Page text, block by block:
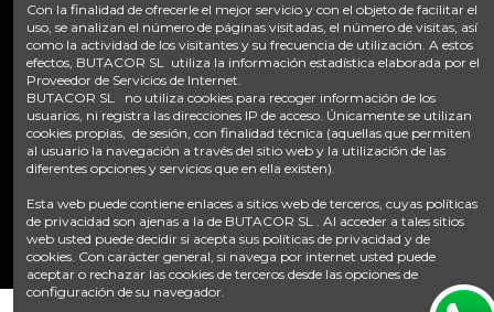
Enlaces
Inicio Sobre nosotros Contacte con nosotros
Aviso legal
Política de privacidad
Tratamiento de datos
Términos y condiciones
Plazos de envío
Contáctanos
638 28 57 85
info@fontacor.com
Con la finalidad de ofrecerle el mejor servicio y con el objeto de facilitar el
uso, se analizan el número de páginas visitadas, el número de visitas, así
como la actividad de los visitantes y su frecuencia de utilización. A estos
efectos, BUTACOR SL utiliza la información estadística elaborada por el
Proveedor de Servicios de Internet.
BUTACOR SL no utiliza cookies para recoger información de los
usuarios, ni registra las direcciones IP de acceso. Únicamente se utilizan
cookies propias, de sesión, con finalidad técnica (aquellas que permiten
al usuario la navegación a través del sitio web y la utilización de las
diferentes opciones y servicios que en ella existen).
Esta web puede contiene enlaces a sitios web de terceros, cuyas políticas
de privacidad son ajenas a la de BUTACOR SL . Al acceder a tales sitios
web usted puede decidir si acepta sus políticas de privacidad y de
cookies. Con carácter general, si navega por internet usted puede
aceptar o rechazar las cookies de terceros desde las opciones de
configuración de su navegador.